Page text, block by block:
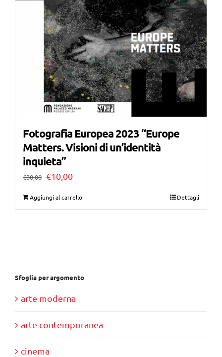
Fotografia Europea 2023 “Europe
Matters. Visioni di un’identità
inquieta”
€30,00 Il
€10,00Il
Aggiungi al carrello Dettagli
Sfoglia per argomento
arte moderna
arte contemporanea
cinema